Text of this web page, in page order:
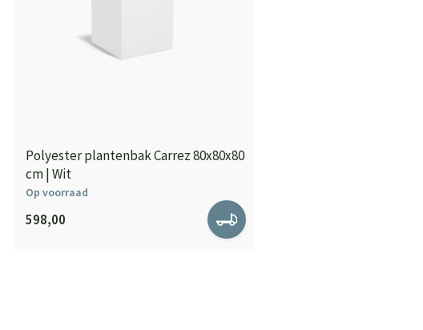
Polyester plantenbak Carrez 80x80x80
cm | Wit
Op voorraad
598,00